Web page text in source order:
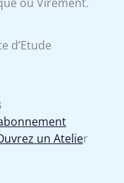
d’Etude
un Atelier